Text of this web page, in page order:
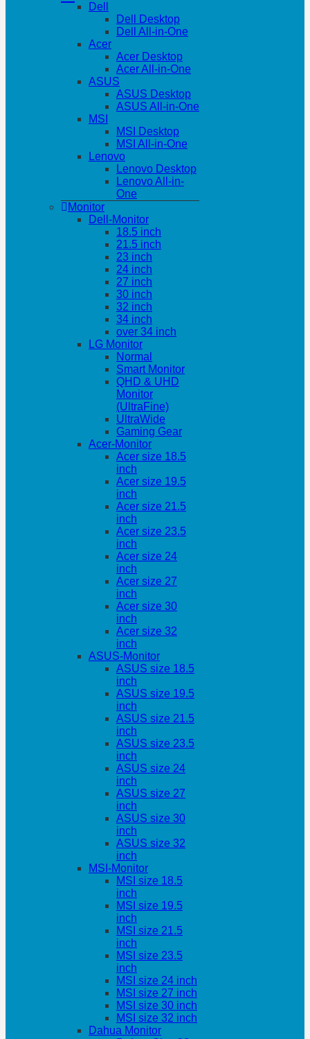
Dell
Dell Desktop
Dell All-in-One
Acer
Acer Desktop
Acer All-in-One
ASUS
ASUS Desktop
ASUS All-in-One
MSI
MSI Desktop
MSI All-in-One
Lenovo
Lenovo Desktop
Lenovo All-in-
One
Monitor
Dell-Monitor
18.5 inch
21.5 inch
23 inch
24 inch
27 inch
30 inch
32 inch
34 inch
over 34 inch
LG Monitor
Normal
Smart Monitor
QHD & UHD
Monitor
(UltraFine)
UltraWide
Gaming Gear
Acer-Monitor
Acer size 18.5
inch
Acer size 19.5
inch
Acer size 21.5
inch
Acer size 23.5
inch
Acer size 24
inch
Acer size 27
inch
Acer size 30
inch
Acer size 32
inch
ASUS-Monitor
ASUS size 18.5
inch
ASUS size 19.5
inch
ASUS size 21.5
inch
ASUS size 23.5
inch
ASUS size 24
inch
ASUS size 27
inch
ASUS size 30
inch
ASUS size 32
inch
MSI-Monitor
MSI size 18.5
inch
MSI size 19.5
inch
MSI size 21.5
inch
MSI size 23.5
inch
MSI size 24 inch
MSI size 27 inch
MSI size 30 inch
MSI size 32 inch
Dahua Monitor